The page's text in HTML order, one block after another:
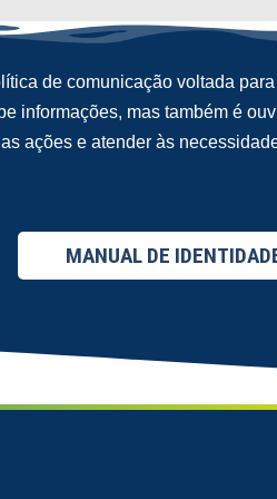
de comunicação voltada
informações, mas também é
ações e atender às
MANUAL DE